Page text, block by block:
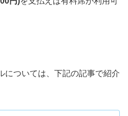
については、下記の記事で紹介